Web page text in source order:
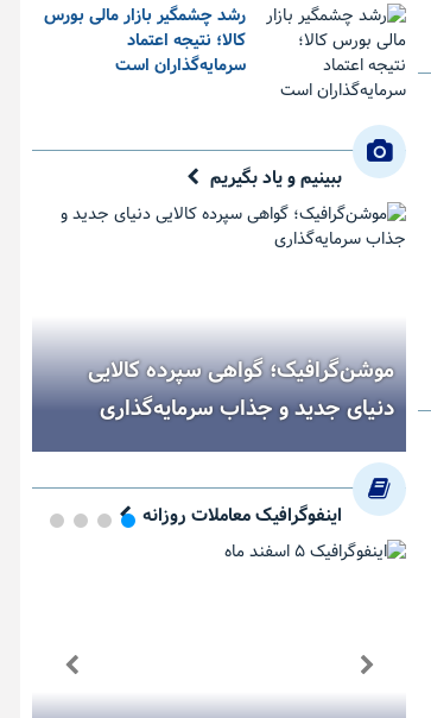
رشد چشمگیر بازار مالی بورس
کالا؛ نتیجه اعتماد
سرمایه‌گذاران است
ببینیم و یاد بگیریم
موشن‌گرافیک؛ گواهی سپرده کالایی
دنیای جدید و جذاب سرمایه‌گذاری
اینفوگرافیک معاملات روزانه